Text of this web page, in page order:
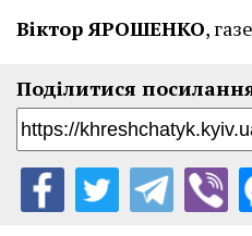
Віктор ЯРОШЕНКО,